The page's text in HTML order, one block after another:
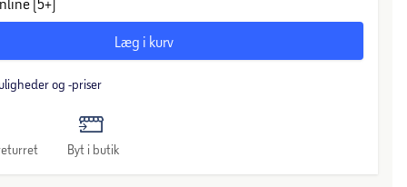
Læg i kurv
og -priser
Byt i butik